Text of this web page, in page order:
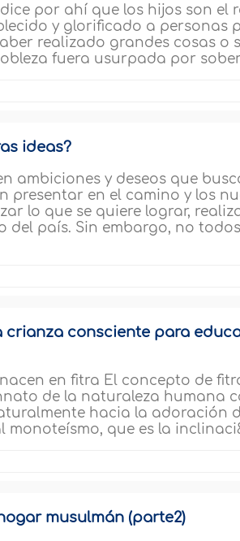
por ahí que los hijos son el
y glorificado a personas
realizado grandes cosas o
fuera usurpada por
ideas?
ambiciones y deseos que
presentar en el camino y los
lo que se quiere lograr,
del país. Sin embargo, no
consciente para
en fitra El concepto de
de la naturaleza humana
hacia la adoración
monoteísmo, que es la
musulmán (parte2)